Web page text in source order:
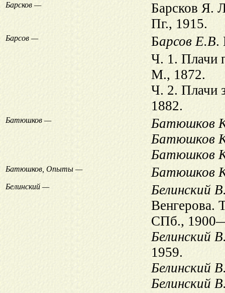
Барсков —
Барсков Я.
Пг., 1915.
Барсов — Барсов Е.В.
Ч. 1. Плачи
М., 1872.
Ч. 2. Плачи
1882.
Батюшков —
Батюшков
Батюшков
Батюшков
Батюшков, Опыты — Батюшков
Белинский —
Белинский
СПб.,
Белинский
1959.
Белинский
Белинский